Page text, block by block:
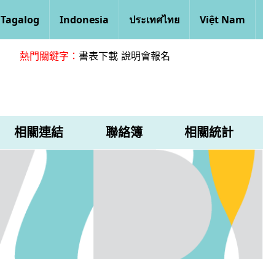
Tagalog Indonesia ประเทศไทย Việt Nam
熱門關鍵字： 書表下載 說明會報名
相關連結 聯絡簿 相關統計